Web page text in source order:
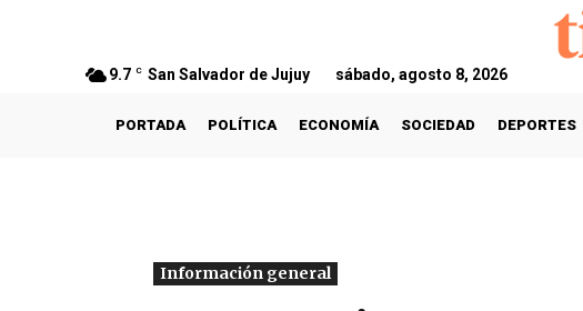
9.7 C San Salvador de Jujuy sábado, agosto 8, 2026
PORTADA POLÍTICA ECONOMÍA SOCIEDAD DEPORTES
Información general